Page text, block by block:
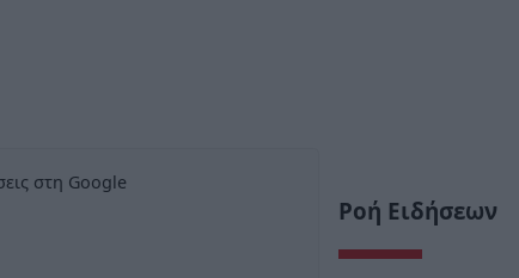
στη Google
Ροή Ειδήσεων